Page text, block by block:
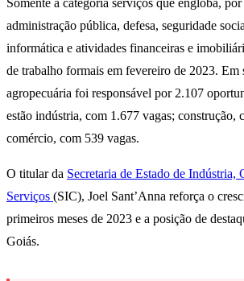
Somente a categoria serviços que engloba,
administração pública, defesa, seguridade
informática e atividades financeiras e
de trabalho formais em fevereiro de 2023. Em
agropecuária foi responsável por 2.107
estão indústria, com 1.677 vagas; construção,
comércio, com 539 vagas.
O titular da Secretaria de Estado de Indústria,
Serviços (SIC), Joel Sant’Anna reforça o
primeiros meses de 2023 e a posição de
Goiás.